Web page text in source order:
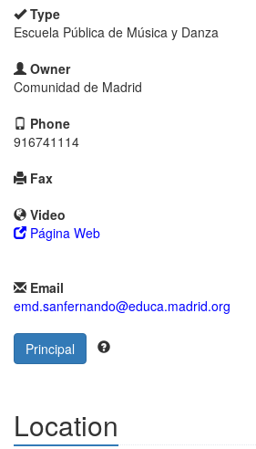
Type
Escuela Pública de Música y Danza
Owner
Comunidad de Madrid
Phone
916741114
Fax
Video
Página Web
Email
emd.sanfernando@educa.madrid.org
Principal
Location